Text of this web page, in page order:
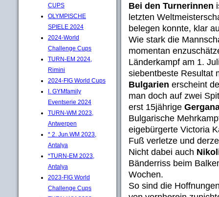
CUPS
OLYMPISCHE
SPIELE 2024
2024-World
Challenge Cups
TURN-EM 2024,
Rimini
2024-FIG World Cups
I. GYMfamily
Eventserie 2024
TURN-WM 2023,
Antwerpen
* 2. Jun.WM 2023,
Antalya
*TURN-EM 2023,
Antalya
2023-FIG World
Challenge Cups
Bei den Turnerinnen
letzten
belegen konnte, klar
Wie stark die
momentan
Länderkampf am 1.
siebentbeste Resultat
Bulgarien erscheint
man doch auf zwei
erst 15jährige
Bulgarische
eigebürgerte Victoria
Fuß verletze und
Nicht dabei auch
Bänderriss beim
Wochen.
So sind die